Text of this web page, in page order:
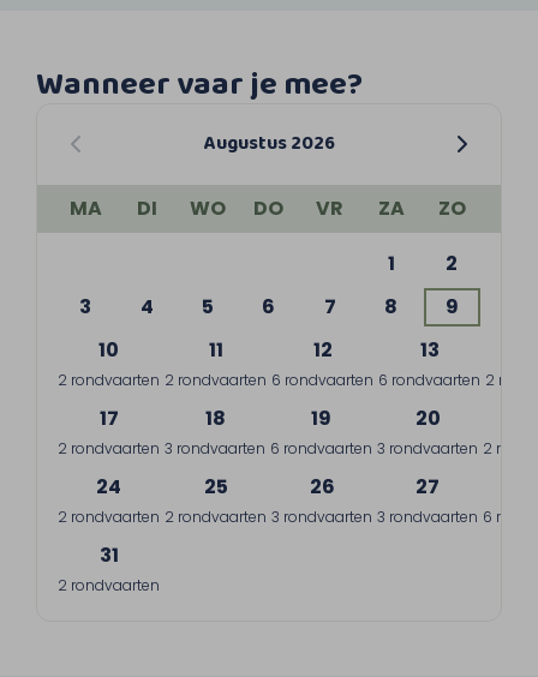
Wanneer vaar je mee?
Augustus 2026
MA DI WO DO VR ZA
ZO
1
2
3
4 5 6 7 8
9
10
2 rondvaarten
11
2 rondvaarten
12
6 rondvaarten
13
6 rondvaarten 2
17
2 rondvaarten
18
3 rondvaarten
19
6 rondvaarten
20
3 rondvaarten 2
24
2 rondvaarten
25
2 rondvaarten
26
3 rondvaarten
27
3 rondvaarten 6
31
2 rondvaarten